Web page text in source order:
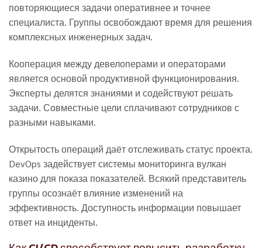
повторяющиеся задачи оперативнее и точнее
специалиста. Группы освобождают время для решения
комплексных инженерных задач.
Кооперация между девелоперами и операторами
является основой продуктивной функционирования.
Эксперты делятся знаниями и содействуют решать
задачи. Совместные цели сплачивают сотрудников с
разными навыками.
Открытость операций даёт отслеживать статус проекта.
DevOps задействует системы мониторинга вулкан
казино для показа показателей. Всякий представитель
группы осознаёт влияние изменений на
эффективность. Доступность информации повышает
ответ на инциденты.